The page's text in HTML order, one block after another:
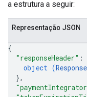
a estrutura a seguir:
Representação JSON
{
"responseHeader" :
object (
},